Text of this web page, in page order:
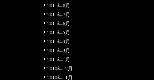
2011年8月
2011年7月
2011年6月
2011年5月
2011年4月
2011年3月
2011年1月
2010年12月
2010年11月
テーマは『ロックミュージシャンが、ステージ降りて
楽屋でテキーラ(パトロン)飲みながらリラックスする
感じ! 』 こうして完成した世界に１着のベロアスーツ
を着用し、SNSでお披露目したところ、読者からの問
い合わせが殺到したという。
具体的な商品のディテールは?
『ベロアトラックジャケット』